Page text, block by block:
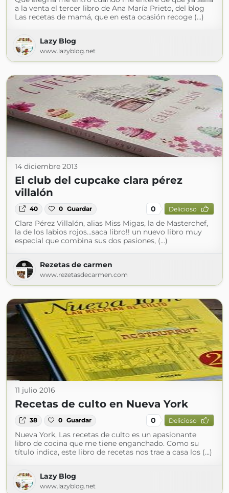
a la venta el tercer libro de Ana María Prieto, del blog
Las recetas de mamá, que en esta ocasión recoge (...)
Lazy Blog
www.lazyblog.net
14 diciembre 2013
El club del cupcake clara pérez
villalón
40 0 Guardar 0 Delicioso
Clara Pérez Villalón, alias Miss Migas, la de Masterchef,
la de los labios rojos...saca libro!! un nuevo libro muy
especial que combina sus dos pasiones, (...)
Rezetas de carmen
www.rezetasdecarmen.com
11 julio 2016
Recetas de culto en Nueva York
38 0 Guardar 0 Delicioso
Nueva York, Las recetas de culto es un apasionante
libro de cocina que me tiene enganchado. Como su
título indica, este libro de recetas nos trae a casa los (...)
Lazy Blog
www.lazyblog.net